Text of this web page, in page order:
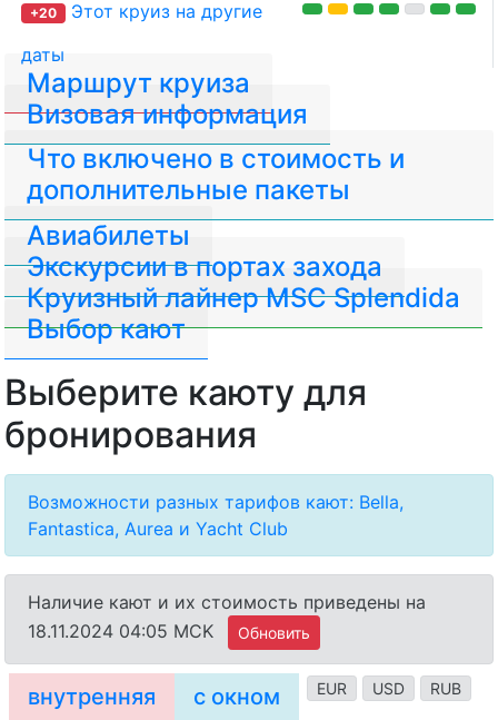
+20
Этот круиз на другие
даты
Маршрут круиза
Визовая информация
Авиабилеты
Что включено в стоимость и
дополнительные пакеты
Экскурсии в портах захода
Круизный лайнер MSC Splendida
Выбор кают
Выберите каюту для
бронирования
Возможности разных тарифов кают: Bella,
Fantastica, Aurea и Yacht Club
Наличие кают и их стоимость приведены на
18.11.2024 04:05 MCK
Обновить
EUR USD RUB
внутренняя с окном